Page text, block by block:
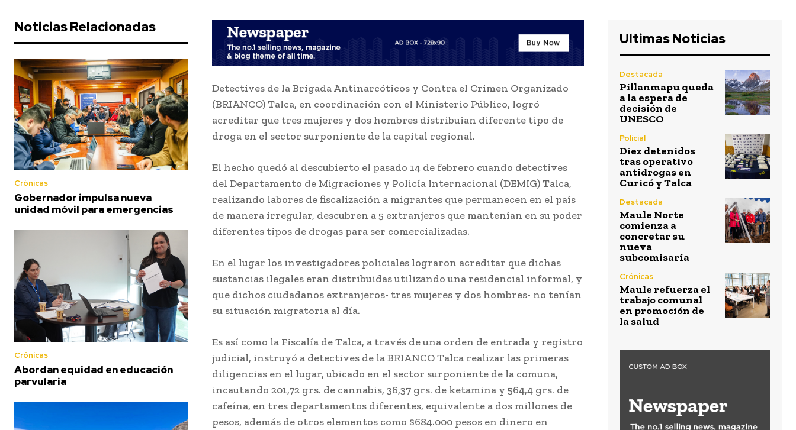
Noticias Relacionadas
Crónicas
Gobernador impulsa nueva
unidad móvil para emergencias
Crónicas
Abordan equidad en educación
parvularia
Detectives de la Brigada Antinarcóticos y Contra el Crimen Organizado
(BRIANCO) Talca, en coordinación con el Ministerio Público, logró
acreditar que tres mujeres y dos hombres distribuían diferente tipo de
droga en el sector surponiente de la capital regional.
El hecho quedó al descubierto el pasado 14 de febrero cuando detectives
del Departamento de Migraciones y Policía Internacional (DEMIG) Talca,
realizando labores de fiscalización a migrantes que permanecen en el país
de manera irregular, descubren a 5 extranjeros que mantenían en su poder
diferentes tipos de drogas para ser comercializadas.
En el lugar los investigadores policiales lograron acreditar que dichas
sustancias ilegales eran distribuidas utilizando una residencial informal, y
que dichos ciudadanos extranjeros- tres mujeres y dos hombres- no tenían
su situación migratoria al día.
Es así como la Fiscalía de Talca, a través de una orden de entrada y registro
judicial, instruyó a detectives de la BRIANCO Talca realizar las primeras
diligencias en el lugar, ubicado en el sector surponiente de la comuna,
incautando 201,72 grs. de cannabis, 36,37 grs. de ketamina y 564,4 grs. de
cafeína, en tres departamentos diferentes, equivalente a dos millones de
pesos, además de otros elementos como $684.000 pesos en dinero en
Ultimas Noticias
Destacada
Pillanmapu queda
a la espera de
decisión de
UNESCO
Policial
Diez detenidos
tras operativo
antidrogas en
Curicó y Talca
Destacada
Maule Norte
comienza a
concretar su
nueva
subcomisaría
Crónicas
Maule refuerza el
trabajo comunal
en promoción de
la salud